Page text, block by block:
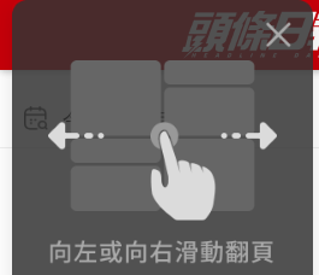
今日 2026年8月7日